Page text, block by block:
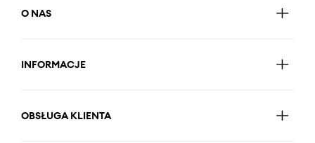
O NAS
INFORMACJE
OBSŁUGA KLIENTA